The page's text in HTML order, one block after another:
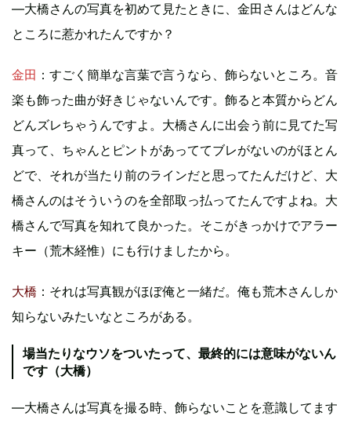
―大橋さんの写真を初めて見たときに、金田さんはどんな
ところに惹かれたんですか？
金田 ：すごく簡単な言葉で言うなら、飾らないところ。音
楽も飾った曲が好きじゃないんです。飾ると本質からどん
どんズレちゃうんですよ。大橋さんに出会う前に見てた写
真って、ちゃんとピントがあっててブレがないのがほとん
どで、それが当たり前のラインだと思ってたんだけど、大
橋さんのはそういうのを全部取っ払ってたんですよね。大
橋さんで写真を知れて良かった。そこがきっかけでアラー
キー（荒木経惟）にも行けましたから。
大橋 ：それは写真観がほぼ俺と一緒だ。俺も荒木さんしか
知らないみたいなところがある。
場当たりなウソをついたって、最終的には意味がないん
です（大橋）
―大橋さんは写真を撮る時、飾らないことを意識してます